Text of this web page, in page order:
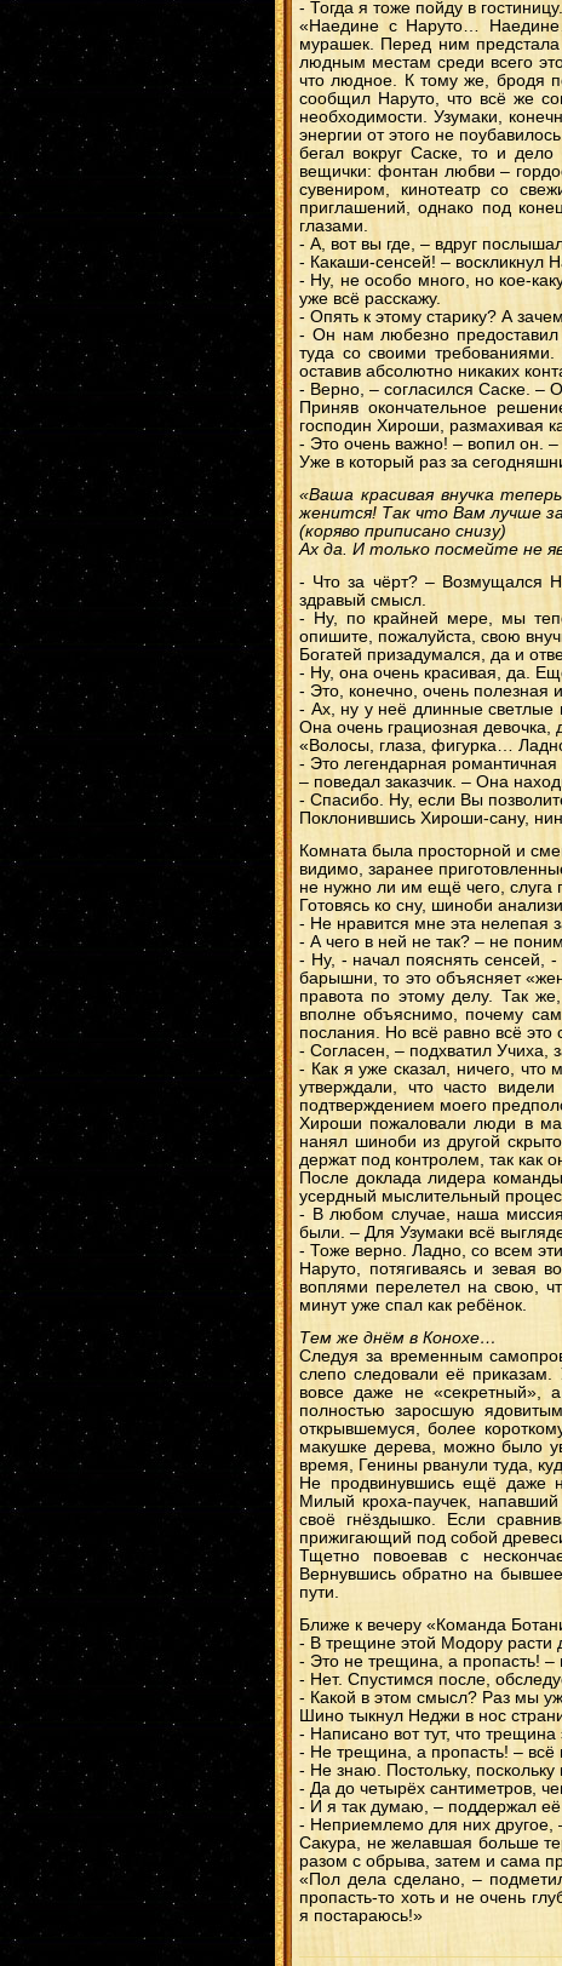
- Тогда я тоже пойду в
«Наедине с Наруто…
мурашек. Перед ним
людным местам среди всего
что людное. К тому же, бродя
сообщил Наруто, что всё же
необходимости. Узумаки,
энергии от этого не
бегал вокруг Саске, то и
вещички: фонтан любви –
сувениром, кинотеатр со
приглашений, однако под
глазами.
- А, вот вы где, – вдруг
- Какаши-сенсей! – воскликнул
- Ну, не особо много, но кое-
уже всё расскажу.
- Опять к этому старику? А
- Он нам любезно предоставил
туда со своими
оставив абсолютно никаких
- Верно, – согласился Саске. –
Приняв окончательное
господин Хироши, размахивая
- Это очень важно! – вопил он. –
Уже в который раз за
«Ваша красивая внучка
женится! Так что Вам лучше
(коряво приписано снизу)
Ах да. И только посмейте не
- Что за чёрт? – Возмущался
здравый смысл.
- Ну, по крайней мере, мы
опишите, пожалуйста, свою
Богатей призадумался, да и
- Ну, она очень красивая, да.
- Это, конечно, очень полезная
- Ах, ну у неё длинные светлые
Она очень грациозная девочка,
«Волосы, глаза, фигурка…
- Это легендарная
– поведал заказчик. – Она
- Спасибо. Ну, если Вы
Поклонившись Хироши-сану,
Комната была просторной и
видимо, заранее
не нужно ли им ещё чего, слуга
Готовясь ко сну, шиноби
- Не нравится мне эта нелепая
- А чего в ней не так? – не
- Ну, - начал пояснять сенсей, -
барышни, то это объясняет
правота по этому делу. Так
вполне объяснимо, почему
послания. Но всё равно всё это
- Согласен, – подхватил Учиха,
- Как я уже сказал, ничего, что
утверждали, что часто
подтверждением моего
Хироши пожаловали люди в
нанял шиноби из другой
держат под контролем, так как
После доклада лидера
усердный мыслительный
- В любом случае, наша миссия
были. – Для Узумаки всё
- Тоже верно. Ладно, со всем
Наруто, потягиваясь и зевая
воплями перелетел на свою,
минут уже спал как ребёнок.
Тем же днём в Конохе…
Следуя за временным
слепо следовали её приказам.
вовсе даже не «секретный»,
полностью заросшую
открывшемуся, более
макушке дерева, можно было
время, Генины рванули туда,
Не продвинувшись ещё даже
Милый кроха-паучек,
своё гнёздышко. Если
прижигающий под собой
Тщетно повоевав с
Вернувшись обратно на
пути.
Ближе к вечеру «Команда
- В трещине этой Модору расти
- Это не трещина, а пропасть! –
- Нет. Спустимся после,
- Какой в этом смысл? Раз мы
Шино тыкнул Неджи в нос
- Написано вот тут, что
- Не трещина, а пропасть! –
- Не знаю. Постольку, поскольку
- Да до четырёх сантиметров,
- И я так думаю, – поддержал её
- Неприемлемо для них другое,
Сакура, не желавшая больше
разом с обрыва, затем и сама
«Пол дела сделано, –
пропасть-то хоть и не очень
я постараюсь!»